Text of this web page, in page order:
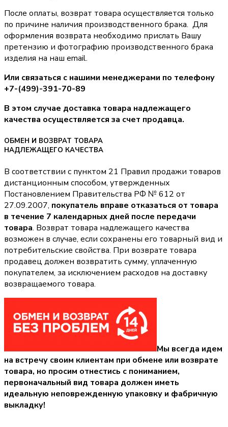
После оплаты, возврат товара осуществляется только
по причине наличия производственного брака. Для
оформления возврата необходимо прислать Вашу
претензию и фотографию производственного брака
изделия на наш email.
Или связаться с нашими менеджерами по телефону
+7-(499)-391-70-89
В этом случае доставка товара надлежащего
качества осуществляется за счет продавца.
ОБМЕН И ВОЗВРАТ ТОВАРА
НАДЛЕЖАЩЕГО КАЧЕСТВА
В соответствии с пунктом 21 Правил продажи товаров
дистанционным способом, утвержденных
Постановлением Правительства РФ № 612 от
27.09.2007, покупатель вправе отказаться от товара
в течение 7 календарных дней после передачи
товара. Возврат товара надлежащего качества
возможен в случае, если сохранены его товарный вид и
потребительские свойства. При возврате товара
продавец должен возвратить сумму, уплаченную
покупателем, за исключением расходов на доставку
возвращаемого товара.
Мы всегда идем
на встречу своим клиентам при обмене или возврате
товара, но просим отнестись с пониманием,
первоначальный вид товара должен иметь
идеальную неповрежденную упаковку и фабричную
выкладку!